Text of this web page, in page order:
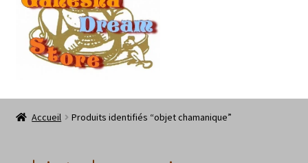
Les Chamaneries de Ganesha Dream Store
Accueil Produits identifiés “objet chamanique”